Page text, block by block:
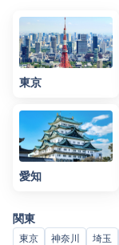
東京
愛知
関東
東京 神奈川 埼玉